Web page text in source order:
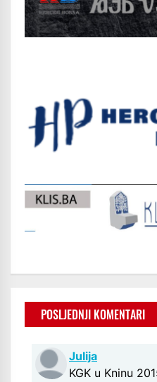
POSLJEDNJI KOMENTARI
Julija
KGK u Kninu